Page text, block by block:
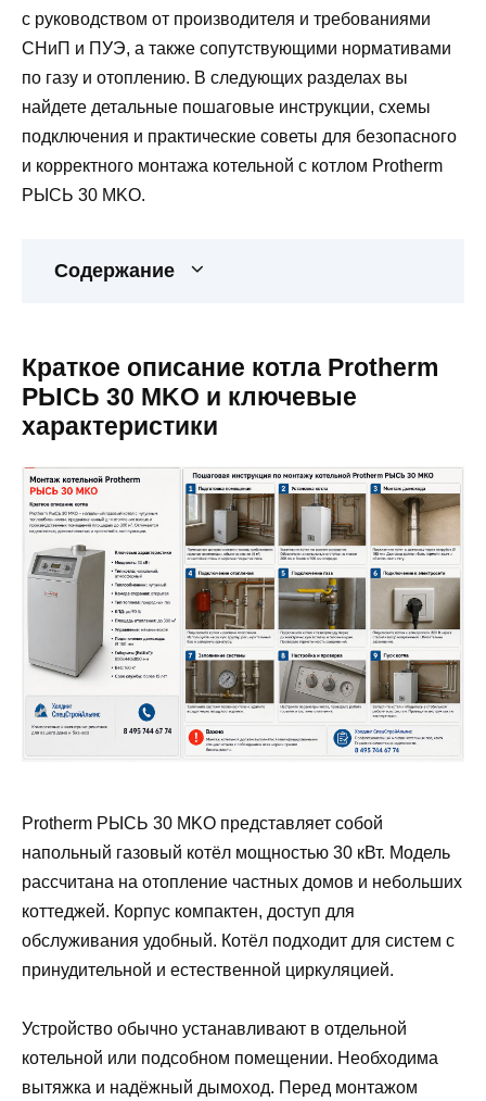
с руководством от производителя и требованиями
СНиП и ПУЭ, а также сопутствующими нормативами
по газу и отоплению. В следующих разделах вы
найдете детальные пошаговые инструкции, схемы
подключения и практические советы для безопасного
и корректного монтажа котельной с котлом Protherm
РЫСЬ 30 MKO.
Содержание
Краткое описание котла Protherm
РЫСЬ 30 MKO и ключевые
характеристики
Protherm РЫСЬ 30 MKO представляет собой
напольный газовый котёл мощностью 30 кВт. Модель
рассчитана на отопление частных домов и небольших
коттеджей. Корпус компактен, доступ для
обслуживания удобный. Котёл подходит для систем с
принудительной и естественной циркуляцией.
Устройство обычно устанавливают в отдельной
котельной или подсобном помещении. Необходима
вытяжка и надёжный дымоход. Перед монтажом